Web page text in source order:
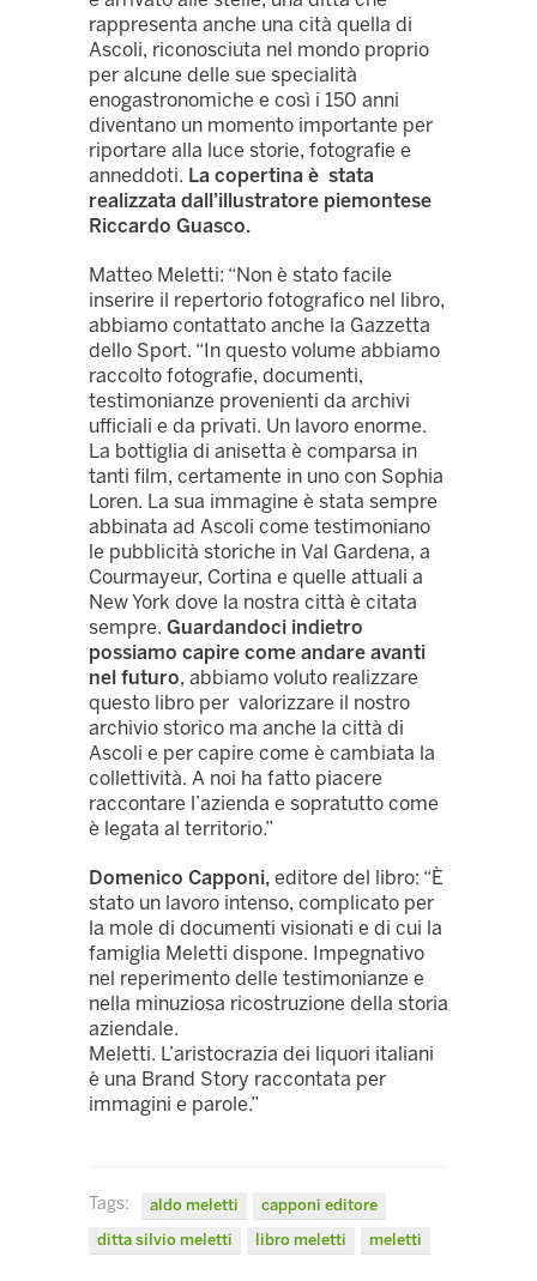
rappresenta anche una cità quella di
Ascoli, riconosciuta nel mondo proprio
per alcune delle sue specialità
enogastronomiche e così i 150 anni
diventano un momento importante per
riportare alla luce storie, fotografie e
anneddoti. La copertina è stata
realizzata dall’illustratore piemontese
Riccardo Guasco.
Matteo Meletti: “Non è stato facile
inserire il repertorio fotografico nel libro,
abbiamo contattato anche la Gazzetta
dello Sport. “In questo volume abbiamo
raccolto fotografie, documenti,
testimonianze provenienti da archivi
ufficiali e da privati. Un lavoro enorme.
La bottiglia di anisetta è comparsa in
tanti film, certamente in uno con Sophia
Loren. La sua immagine è stata sempre
abbinata ad Ascoli come testimoniano
le pubblicità storiche in Val Gardena, a
Courmayeur, Cortina e quelle attuali a
New York dove la nostra città è citata
sempre. Guardandoci indietro
possiamo capire come andare avanti
nel futuro, abbiamo voluto realizzare
questo libro per valorizzare il nostro
archivio storico ma anche la città di
Ascoli e per capire come è cambiata la
collettività. A noi ha fatto piacere
raccontare l’azienda e sopratutto come
è legata al territorio.”
Domenico Capponi, editore del libro: “È
stato un lavoro intenso, complicato per
la mole di documenti visionati e di cui la
famiglia Meletti dispone. Impegnativo
nel reperimento delle testimonianze e
nella minuziosa ricostruzione della storia
aziendale.
Meletti. L’aristocrazia dei liquori italiani
è una Brand Story raccontata per
immagini e parole.”
Tags: aldo meletti
capponi editore
ditta silvio meletti
libro meletti meletti